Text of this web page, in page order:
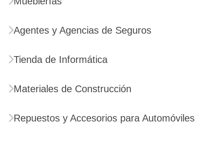
Agentes y Agencias de Seguros
Tienda de Informática
Materiales de Construcción
Repuestos y Accesorios para Automóviles